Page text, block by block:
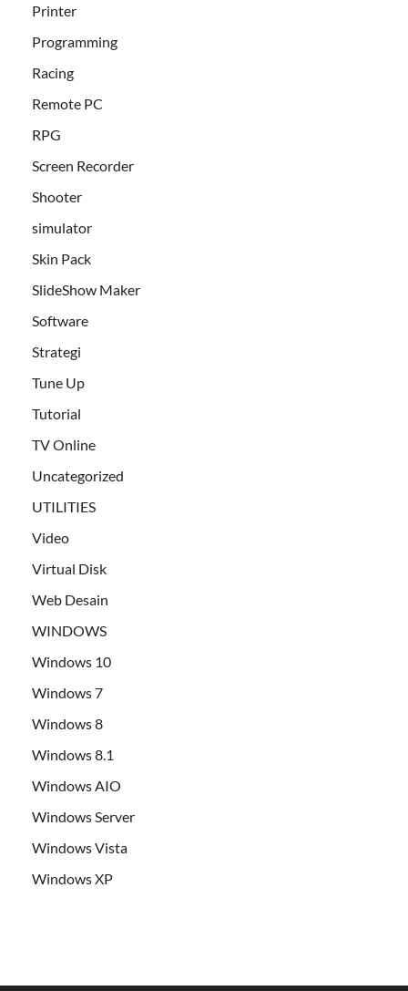
Printer
Programming
Racing
Remote PC
RPG
Screen Recorder
Shooter
simulator
Skin Pack
SlideShow Maker
Software
Strategi
Tune Up
Tutorial
TV Online
Uncategorized
UTILITIES
Video
Virtual Disk
Web Desain
WINDOWS
Windows 10
Windows 7
Windows 8
Windows 8.1
Windows AIO
Windows Server
Windows Vista
Windows XP